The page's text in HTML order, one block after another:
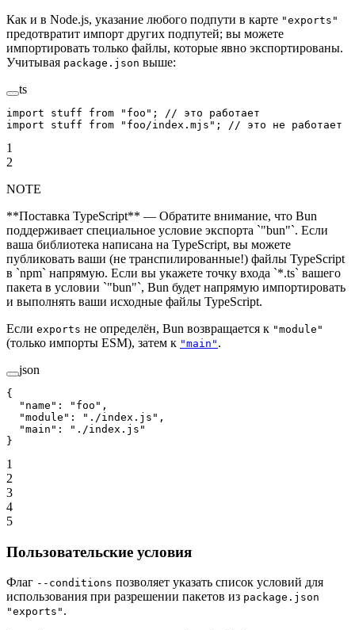
Как и в Node.js, указание любого подпути в карте "exports"
предотвратит импорт других подпутей; вы можете
импортировать только файлы, которые явно экспортированы.
Учитывая package.json выше:
ts
import stuff from "foo" ;
// это работает
import stuff from "foo/index.mjs" ; // это не работает
1
2
NOTE
**Поставка TypeScript** — Обратите внимание, что Bun
поддерживает специальное условие экспорта `"bun"`. Если
ваша библиотека написана на TypeScript, вы можете
публиковать ваши (не транспилированные!) файлы TypeScript
в `npm` напрямую. Если вы укажете точку входа `*.ts` вашего
пакета в условии `"bun"`, Bun будет напрямую импортировать
и выполнять ваши исходные файлы TypeScript.
Если exports не определён, Bun возвращается к "module"
(только импорты ESM), затем к "main" .
json
{
  "name"
: "foo" ,
  "module"
: "./index.js" ,
  "main"
:
"./index.js"
}
1
2
3
4
5
Пользовательские условия
Флаг --conditions позволяет указать список условий для
использования при разрешении пакетов из package.json
"exports" .